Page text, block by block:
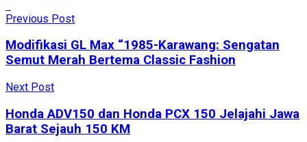
Previous Post
Modifikasi GL Max “1985-Karawang: Sengatan
Semut Merah Bertema Classic Fashion
Next Post
Honda ADV150 dan Honda PCX 150 Jelajahi Jawa
Barat Sejauh 150 KM